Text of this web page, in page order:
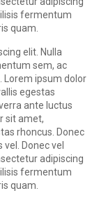
fermentum
quam.
elit. Nulla
sem, ac
Lorem ipsum dolor
egestas
ante luctus
sit amet,
rhoncus. Donec
Donec vel
adipiscing
fermentum
quam.